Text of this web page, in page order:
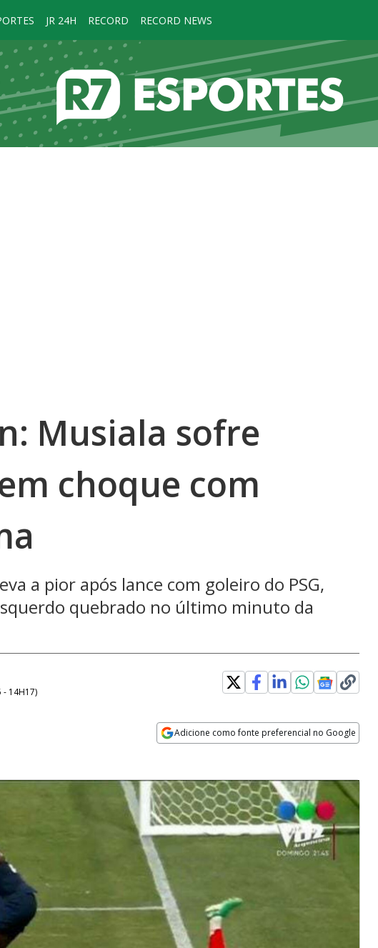
JR 24H RECORD RECORD NEWS
Musiala sofre
choque com
a pior após lance com goleiro do PSG,
quebrado no último minuto da
- 14H17)
Adicione como fonte preferencial no Google